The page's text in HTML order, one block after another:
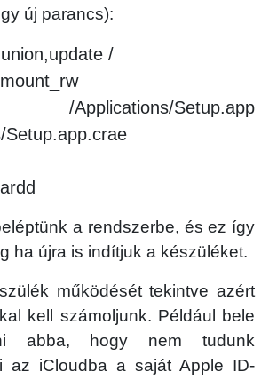
új parancs):
/
Setup.app
Setup.app.crae
a rendszerbe, és ez így
ha újra is indítjuk a készüléket.
működését tekintve azért
kell számoljunk. Például bele
abba, hogy nem tudunk
az iCloudba a saját Apple ID-